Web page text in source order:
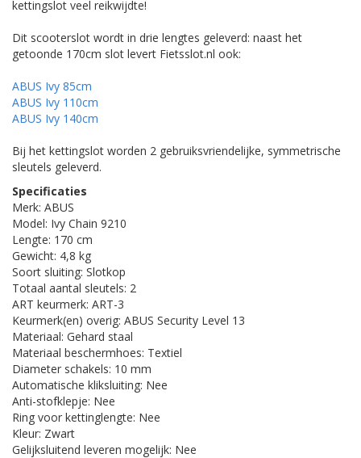
kettingslot veel reikwijdte!
Dit scooterslot wordt in drie lengtes geleverd: naast het
getoonde 170cm slot levert Fietsslot.nl ook:
ABUS Ivy 85cm
ABUS Ivy 110cm
ABUS Ivy 140cm
Bij het kettingslot worden 2 gebruiksvriendelijke, symmetrische
sleutels geleverd.
Specificaties
Merk: ABUS
Model: Ivy Chain 9210
Lengte: 170 cm
Gewicht: 4,8 kg
Soort sluiting: Slotkop
Totaal aantal sleutels: 2
ART keurmerk: ART-3
Keurmerk(en) overig: ABUS Security Level 13
Materiaal: Gehard staal
Materiaal beschermhoes: Textiel
Diameter schakels: 10 mm
Automatische kliksluiting: Nee
Anti-stofklepje: Nee
Ring voor kettinglengte: Nee
Kleur: Zwart
Gelijksluitend leveren mogelijk: Nee